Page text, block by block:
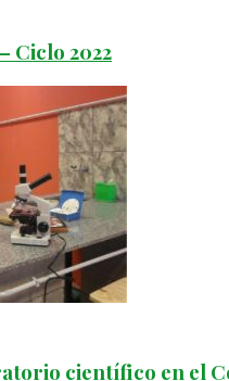
Ciclo 2022
científico en el